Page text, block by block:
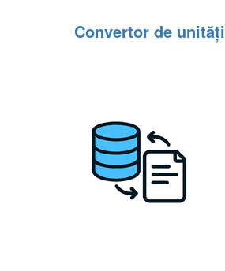
Convertor de unități